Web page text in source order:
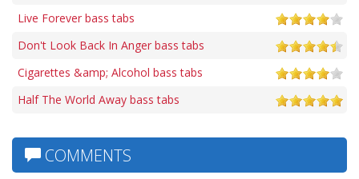
Live Forever bass tabs
Don't Look Back In Anger bass tabs
Cigarettes &amp; Alcohol bass tabs
Half The World Away bass tabs
COMMENTS